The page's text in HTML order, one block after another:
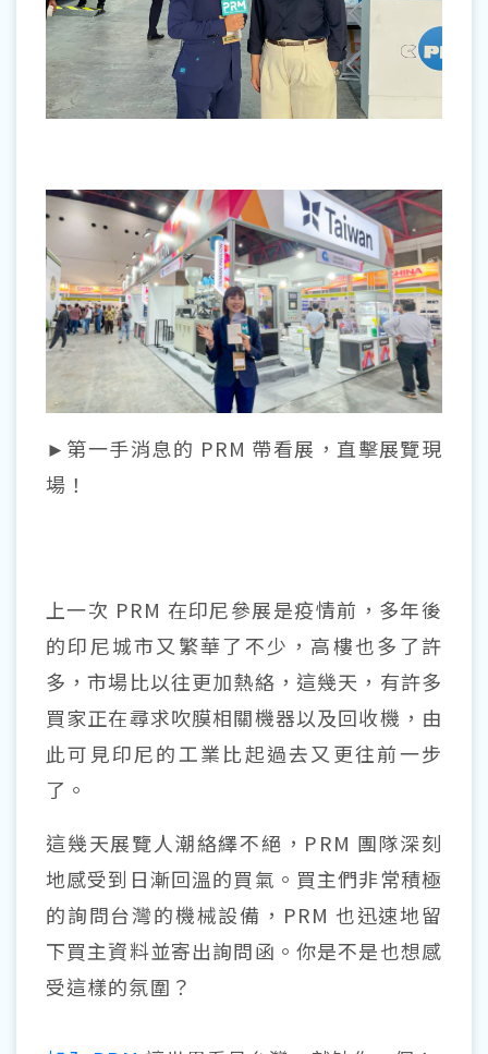
►第一手消息的 PRM 帶看展，直擊展覽現
場！
上一次 PRM 在印尼參展是疫情前，多年後
的印尼城市又繁華了不少，高樓也多了許
多，市場比以往更加熱絡，這幾天，有許多
買家正在尋求吹膜相關機器以及回收機，由
此可見印尼的工業比起過去又更往前一步
了。
這幾天展覽人潮絡繹不絕，PRM 團隊深刻
地感受到日漸回溫的買氣。買主們非常積極
的詢問台灣的機械設備，PRM 也迅速地留
下買主資料並寄出詢問函。你是不是也想感
受這樣的氛圍？